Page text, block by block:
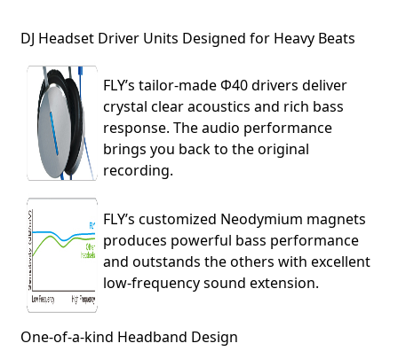
DJ Headset Driver Units Designed for Heavy Beats
FLY’s tailor-made Φ40 drivers deliver
crystal clear acoustics and rich bass
response. The audio performance
brings you back to the original
recording.
FLY’s customized Neodymium magnets
produces powerful bass performance
and outstands the others with excellent
low-frequency sound extension.
One-of-a-kind Headband Design